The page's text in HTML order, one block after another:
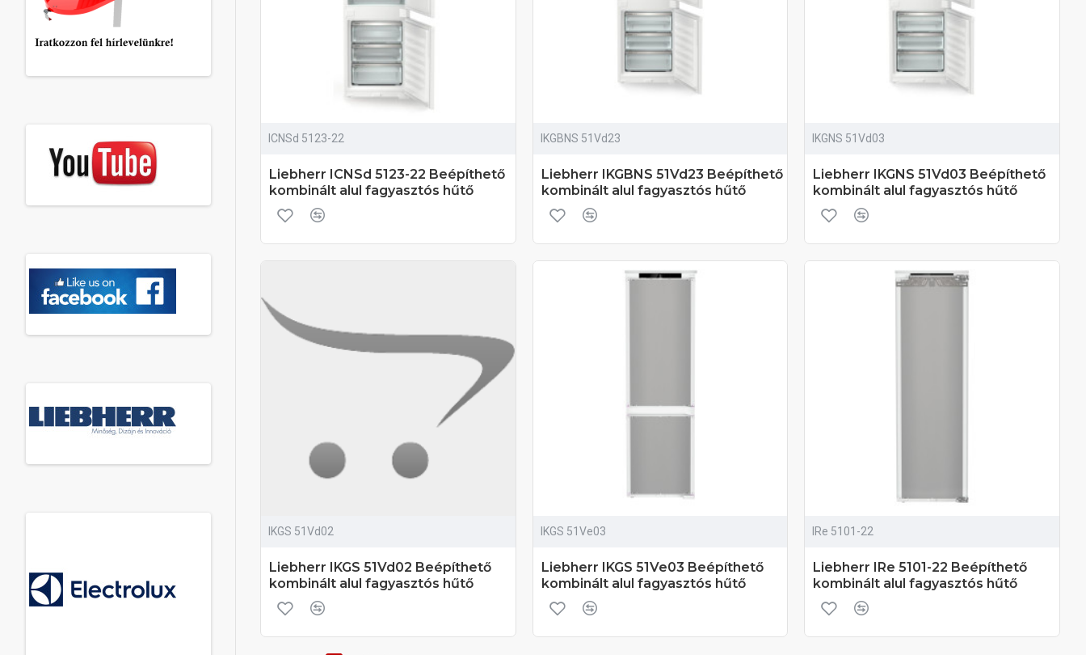
ICNSd 5123-22
Liebherr ICNSd 5123-22 Beépíthető
kombinált alul fagyasztós hűtő
IKGBNS 51Vd23
Liebherr IKGBNS 51Vd23 Beépíthető
kombinált alul fagyasztós hűtő
IKGNS 51Vd03
Liebherr IKGNS 51Vd03 Beépíthető
kombinált alul fagyasztós hűtő
IKGS 51Vd02
Liebherr IKGS 51Vd02 Beépíthető
kombinált alul fagyasztós hűtő
IKGS 51Ve03
Liebherr IKGS 51Ve03 Beépíthető
kombinált alul fagyasztós hűtő
IRe 5101-22
Liebherr IRe 5101-22 Beépíthető
kombinált alul fagyasztós hűtő